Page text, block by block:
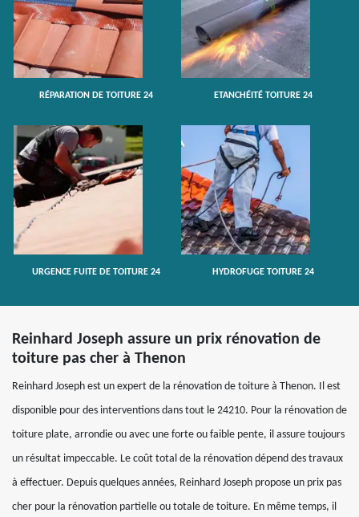
RÉPARATION DE TOITURE 24 ETANCHÉITÉ TOITURE 24
URGENCE FUITE DE TOITURE 24 HYDROFUGE TOITURE 24
Reinhard Joseph assure un prix rénovation de
toiture pas cher à Thenon
Reinhard Joseph est un expert de la rénovation de toiture à Thenon. Il est
disponible pour des interventions dans tout le 24210. Pour la rénovation de
toiture plate, arrondie ou avec une forte ou faible pente, il assure toujours
un résultat impeccable. Le coût total de la rénovation dépend des travaux
à effectuer. Depuis quelques années, Reinhard Joseph propose un prix pas
cher pour la rénovation partielle ou totale de toiture. En même temps, il